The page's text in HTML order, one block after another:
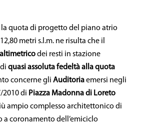
la quota di progetto del piano atrio
metri s.l.m. ne risulta che il
dei resti in stazione
quasi assoluta fedeltà alla quota
concerne gli Auditoriaemersi negli
2010 di Piazza Madonna di Loreto
ampio complesso architettonico di
a coronamento dell’emiciclo